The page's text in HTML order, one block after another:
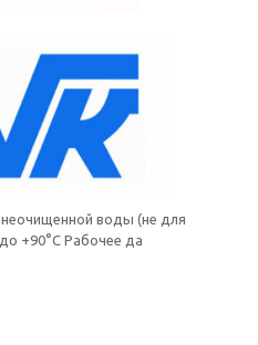
воды (не для
+90°С Рабочее да